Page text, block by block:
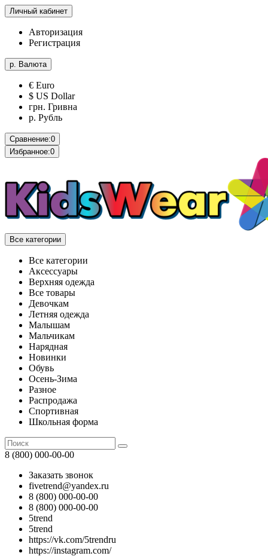
Личный кабинет
Авторизация
Регистрация
р. Валюта
€ Euro
$ US Dollar
грн. Гривна
р. Рубль
Сравнение:0
Избранное:0
Все категории
Все категории
Аксессуары
Верхняя одежда
Все товары
Девочкам
Летняя одежда
Малышам
Мальчикам
Нарядная
Новинки
Обувь
Осень-Зима
Разное
Распродажа
Спортивная
Школьная форма
8 (800) 000-00-00
Заказать звонок
fivetrend@yandex.ru
8 (800) 000-00-00
8 (800) 000-00-00
5trend
5trend
https://vk.com/5trendru
https://instagram.com/